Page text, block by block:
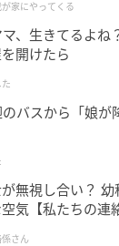
か…？
家にやってくる
、生きてるよね
開けたら
バスから「娘が
無視し合い？
気【私たちの連
さん